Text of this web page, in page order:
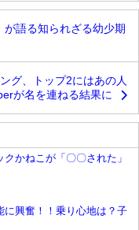
語る知られざる幼少期
グ、トップ2にはあの人
が名を連ねる結果に
クかねこが「〇〇された」
に興奮！！乗り心地は？子